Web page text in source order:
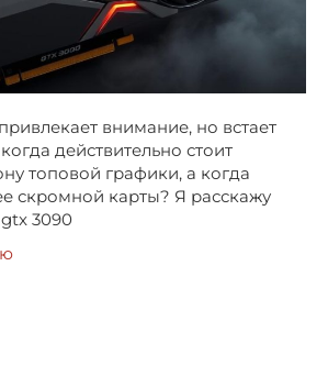
внимание, но встает
действительно стоит
топовой графики, а когда
скромной карты? Я расскажу
3090